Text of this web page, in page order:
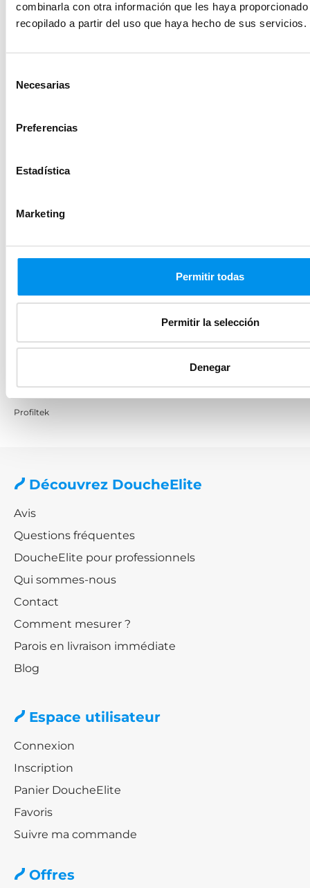
combinarla con otra información que les haya
recopilado a partir del uso que haya hecho de sus servicios.
Necesarias
Preferencias
Estadística
Marketing
Permitir todas
Permitir la selección
Denegar
Pare-baignoires par couleurs
Verre Carglass
Verre mat
Marques
Profiltek
Découvrez DoucheElite
Avis
Questions fréquentes
DoucheElite pour professionnels
Qui sommes-nous
Contact
Comment mesurer ?
Parois en livraison immédiate
Blog
Espace utilisateur
Connexion
Inscription
Panier DoucheElite
Favoris
Suivre ma commande
Offres